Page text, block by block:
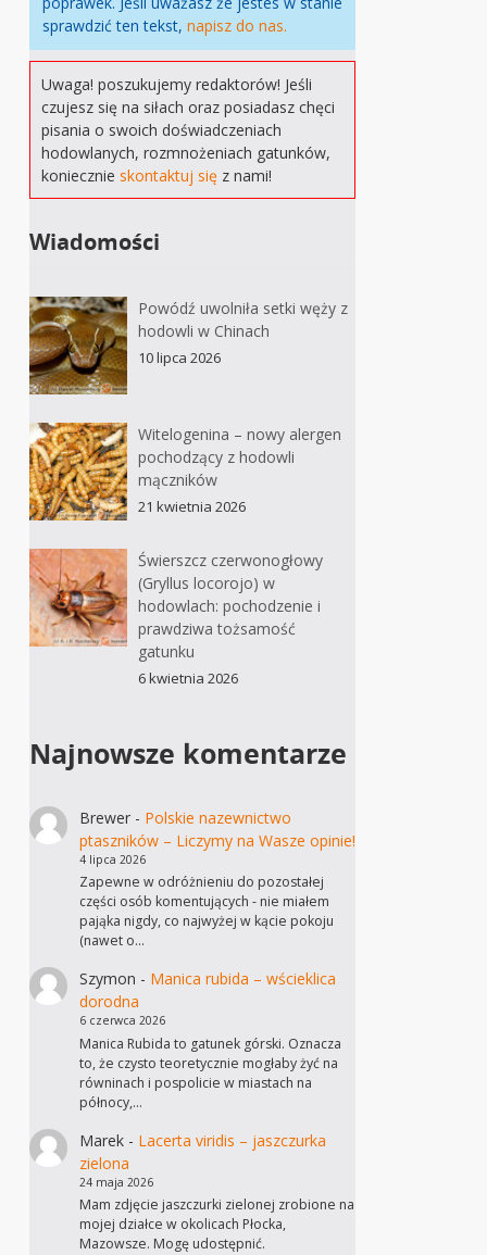
sprawdzić ten tekst,napisz do nas.
Uwaga! poszukujemy redaktorów! Jeśli
czujesz się na siłach oraz posiadasz chęci
pisania o swoich doświadczeniach
hodowlanych, rozmnożeniach gatunków,
koniecznieskontaktuj się z nami!
Wiadomości
Powódź uwolniła setki węży z
hodowli w Chinach
10 lipca 2026
Witelogenina – nowy alergen
pochodzący z hodowli
mączników
21 kwietnia 2026
Świerszcz czerwonogłowy
(Gryllus locorojo) w
hodowlach: pochodzenie i
prawdziwa tożsamość
gatunku
6 kwietnia 2026
Najnowsze komentarze
Brewer- Polskie nazewnictwo
ptaszników – Liczymy na Wasze opinie!
4 lipca 2026
Zapewne w odróżnieniu do pozostałej
części osób komentujących - nie miałem
pająka nigdy, co najwyżej w kącie pokoju
(nawet o…
Szymon - Manica rubida – wścieklica
dorodna
6 czerwca 2026
Manica Rubida to gatunek górski. Oznacza
to, że czysto teoretycznie mogłaby żyć na
równinach i pospolicie w miastach na
północy,…
Marek- Lacerta viridis – jaszczurka
zielona
24 maja 2026
Mam zdjęcie jaszczurki zielonej zrobione na
mojej działce w okolicach Płocka,
Mazowsze. Mogę udostępnić.